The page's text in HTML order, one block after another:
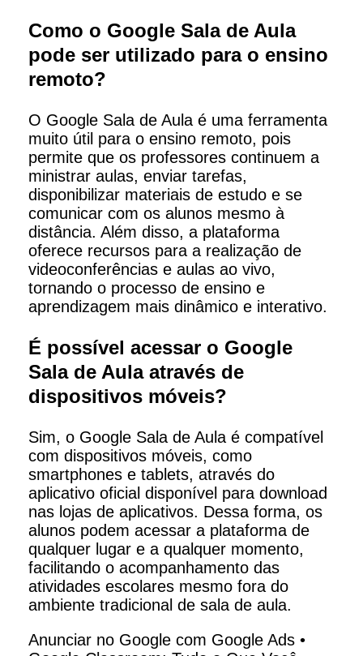
Como o Google Sala de Aula
pode ser utilizado para o ensino
remoto?
O Google Sala de Aula é uma ferramenta
muito útil para o ensino remoto, pois
permite que os professores continuem a
ministrar aulas, enviar tarefas,
disponibilizar materiais de estudo e se
comunicar com os alunos mesmo à
distância. Além disso, a plataforma
oferece recursos para a realização de
videoconferências e aulas ao vivo,
tornando o processo de ensino e
aprendizagem mais dinâmico e interativo.
É possível acessar o Google
Sala de Aula através de
dispositivos móveis?
Sim, o Google Sala de Aula é compatível
com dispositivos móveis, como
smartphones e tablets, através do
aplicativo oficial disponível para download
nas lojas de aplicativos. Dessa forma, os
alunos podem acessar a plataforma de
qualquer lugar e a qualquer momento,
facilitando o acompanhamento das
atividades escolares mesmo fora do
ambiente tradicional de sala de aula.
Anunciar no Google com Google Ads •